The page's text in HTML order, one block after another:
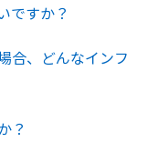
ですか？
合、どんなインフ
？